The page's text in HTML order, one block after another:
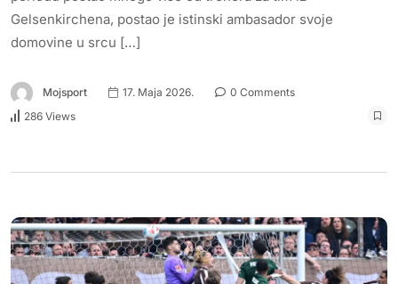
Gelsenkirchena, postao je istinski ambasador svoje
domovine u srcu […]
Mojsport 17. Maja 2026.
0 Comments
286 Views